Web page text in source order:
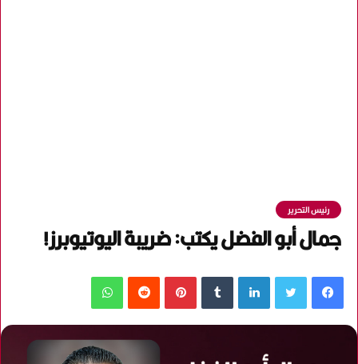
رئيس التحرير
جمال أبو الفضل يكتب: ضريبة اليوتيوبرز!
فيسبوك لينكدإن بينتيريست